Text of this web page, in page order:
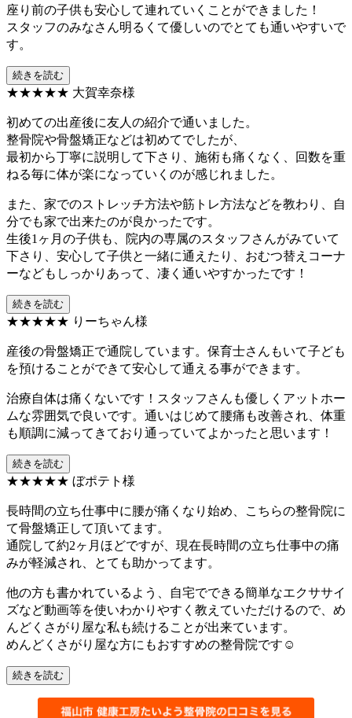
座り前の子供も安心して連れていくことができました！
スタッフのみなさん明るくて優しいのでとても通いやすいで
す。
続きを読む
★★★★★ 大賀幸奈様
初めての出産後に友人の紹介で通いました。
整骨院や骨盤矯正などは初めてでしたが、
最初から丁寧に説明して下さり、施術も痛くなく、回数を重
ねる毎に体が楽になっていくのが感じれました。
また、家でのストレッチ方法や筋トレ方法などを教わり、自
分でも家で出来たのが良かったです。
生後1ヶ月の子供も、院内の専属のスタッフさんがみていて
下さり、安心して子供と一緒に通えたり、おむつ替えコーナ
ーなどもしっかりあって、凄く通いやすかったです！
続きを読む
★★★★★ りーちゃん様
産後の骨盤矯正で通院しています。保育士さんもいて子ども
を預けることができて安心して通える事ができます。
治療自体は痛くないです！スタッフさんも優しくアットホー
ムな雰囲気で良いです。通いはじめて腰痛も改善され、体重
も順調に減ってきており通っていてよかったと思います！
続きを読む
★★★★★ ぼポテト様
長時間の立ち仕事中に腰が痛くなり始め、こちらの整骨院に
て骨盤矯正して頂いてます。
通院して約2ヶ月ほどですが、現在長時間の立ち仕事中の痛
みが軽減され、とても助かってます。
他の方も書かれているよう、自宅でできる簡単なエクササイ
ズなど動画等を使いわかりやすく教えていただけるので、め
んどくさがり屋な私も続けることが出来ています。
めんどくさがり屋な方にもおすすめの整骨院です☺️
続きを読む